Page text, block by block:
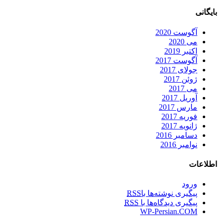
بایگانی
آگوست 2020
می 2020
اکتبر 2019
آگوست 2017
جولای 2017
ژوئن 2017
می 2017
آوریل 2017
مارس 2017
فوریه 2017
ژانویه 2017
دسامبر 2016
نوامبر 2016
اطلاعات
ورود
پیگیری نوشته‌ها باRSS
پیگیری دیدگاه‌ها با RSS
WP-Persian.COM